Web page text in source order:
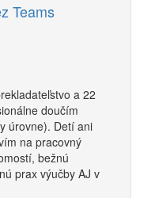
Teams
a 22
doučím
úrovne). Detí ani
na pracovný
bežnú
prax výučby AJ v